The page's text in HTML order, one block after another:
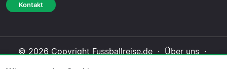
Kontakt
© 2026 Copyright Fussballreise.de · Über uns ·